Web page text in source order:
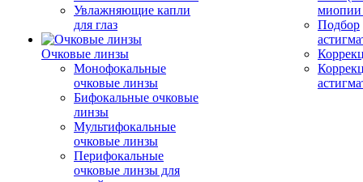
Увлажняющие капли
для глаз
Очковые линзы
Монофокальные
очковые линзы
Бифокальные очковые
линзы
Мультифокальные
очковые линзы
Перифокальные
очковые линзы для
миопии
Подбор